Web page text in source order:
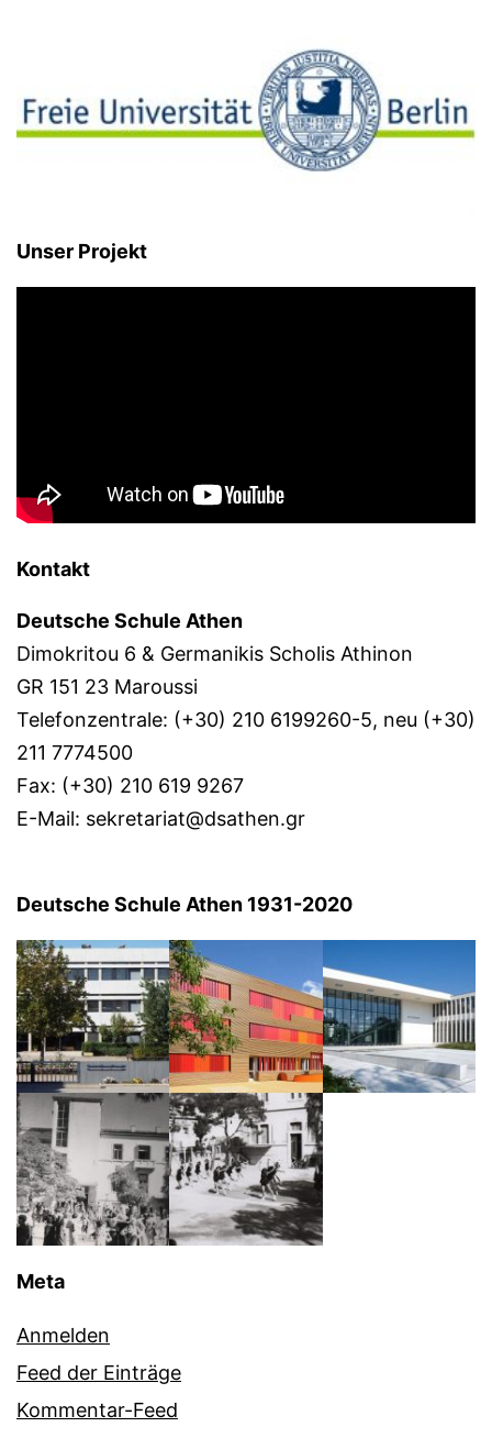
Unser Projekt
Kontakt
Deutsche Schule Athen
Dimokritou 6 & Germanikis Scholis Athinon
GR 151 23 Maroussi
Telefonzentrale: (+30) 210 6199260-5, neu (+30)
211 7774500
Fax: (+30) 210 619 9267
E-Mail: sekretariat@dsathen.gr
Deutsche Schule Athen 1931-2020
Meta
Anmelden
Feed der Einträge
Kommentar-Feed